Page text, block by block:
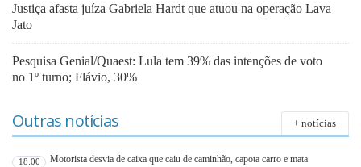
Justiça afasta juíza Gabriela Hardt que atuou na operação Lava
Jato
Pesquisa Genial/Quaest: Lula tem 39% das intenções de voto
no 1º turno; Flávio, 30%
Outras notícias + notícias
18:00
Motorista desvia de caixa que caiu de caminhão, capota carro e mata